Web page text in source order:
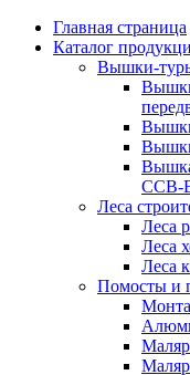
Главная страница
Каталог
Вышки-
ССВ-
Леса
Леса
Леса
Леса
Помосты и